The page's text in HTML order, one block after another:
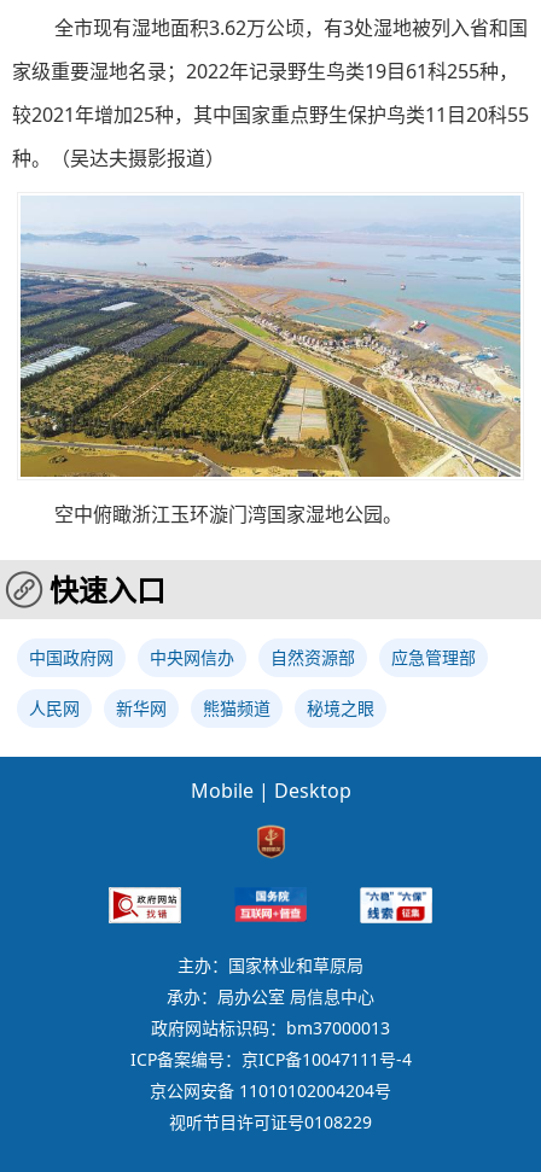
全市现有湿地面积3.62万公顷，有3处湿地被列入省和国
家级重要湿地名录；2022年记录野生鸟类19目61科255种，
较2021年增加25种，其中国家重点野生保护鸟类11目20科55
种。（吴达夫摄影报道）
空中俯瞰浙江玉环漩门湾国家湿地公园。
快速入口
中国政府网 中央网信办 自然资源部 应急管理部
人民网 新华网 熊猫频道 秘境之眼
Mobile | Desktop
主办：国家林业和草原局
承办：局办公室 局信息中心
政府网站标识码：bm37000013
ICP备案编号：京ICP备10047111号-4
京公网安备 11010102004204号
视听节目许可证号0108229